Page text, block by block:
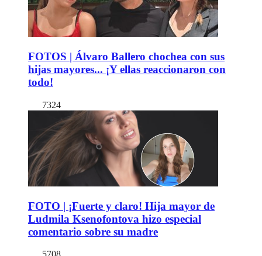
FOTOS | Álvaro Ballero chochea con sus
hijas mayores... ¡Y ellas reaccionaron con
todo!
7324
FOTO | ¡Fuerte y claro! Hija mayor de
Ludmila Ksenofontova hizo especial
comentario sobre su madre